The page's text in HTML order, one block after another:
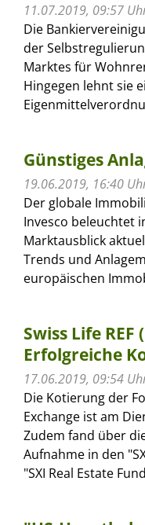
11.07.2019, 09:57
Die
der
Marktes für
Hingegen lehnt sie
Günstiges
19.06.2019, 16:40
Der globale
Invesco beleuchtet
Marktausblick
Trends und
europäischen
Swiss Life REF
Erfolgreiche
17.06.2019, 09:54
Die Kotierung der
Exchange ist am
Zudem fand über
Aufnahme in den
"SXI Real Estate